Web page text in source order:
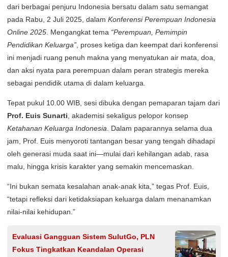
dari berbagai penjuru Indonesia bersatu dalam satu semangat
pada Rabu, 2 Juli 2025, dalam Konferensi Perempuan Indonesia
Online 2025 . Mengangkat tema “Perempuan, Pemimpin
Pendidikan Keluarga” , proses ketiga dan keempat dari konferensi
ini menjadi ruang penuh makna yang menyatukan air mata, doa,
dan aksi nyata para perempuan dalam peran strategis mereka
sebagai pendidik utama di dalam keluarga.
Tepat pukul 10.00 WIB, sesi dibuka dengan pemaparan tajam dari
Prof. Euis Sunarti , akademisi sekaligus pelopor konsep
Ketahanan Keluarga Indonesia . Dalam paparannya selama dua
jam, Prof. Euis menyoroti tantangan besar yang tengah dihadapi
oleh generasi muda saat ini—mulai dari kehilangan adab, rasa
malu, hingga krisis karakter yang semakin mencemaskan.
“Ini bukan semata kesalahan anak-anak kita,” tegas Prof. Euis,
“tetapi refleksi dari ketidaksiapan keluarga dalam menanamkan
nilai-nilai kehidupan.”
Evaluasi Gangguan Sistem SulutGo, PLN
Fokus Tingkatkan Keandalan Operasi